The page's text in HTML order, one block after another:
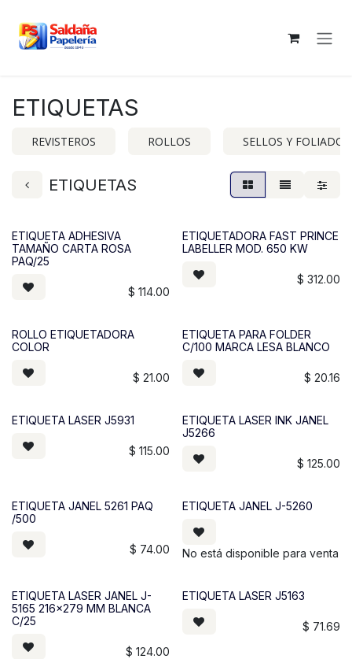
ETIQUETAS
REVISTEROS ROLLOS SELLOS Y
ETIQUETAS
ETIQUETA ADHESIVA
TAMAÑO CARTA ROSA
PAQ/25
$ 114.00
ETIQUETADORA FAST PRINCE
LABELLER MOD. 650 KW
$ 312.00
ROLLO ETIQUETADORA
COLOR
$ 21.00
ETIQUETA PARA FOLDER
C/100 MARCA LESA BLANCO
$ 20.16
ETIQUETA LASER J5931
$ 115.00
ETIQUETA LASER INK JANEL
J5266
$ 125.00
ETIQUETA JANEL 5261 PAQ
/500
$ 74.00
ETIQUETA JANEL J-5260
No está disponible para venta
ETIQUETA LASER JANEL J-
5165 216x279 MM BLANCA
C/25
$ 124.00
ETIQUETA LASER J5163
$ 71.69